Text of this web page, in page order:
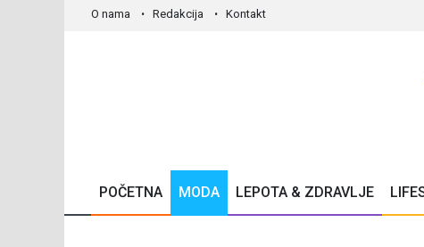
O nama Redakcija Kontakt
POČETNA MODA LEPOTA & ZDRAVLJE